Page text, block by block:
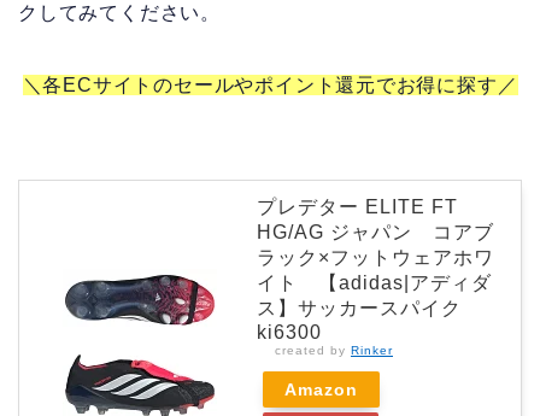
クしてみてください。
＼各ECサイトのセールやポイント還元でお得に探す／
プレデター ELITE FT
HG/AG ジャパン コアブ
ラック×フットウェアホワ
イト 【adidas|アディダ
ス】サッカースパイク
ki6300
created by Rinker
Amazon